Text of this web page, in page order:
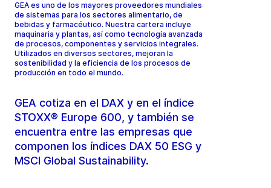
GEA es uno de los mayores proveedores mundiales
de sistemas para los sectores alimentario, de
bebidas y farmacéutico. Nuestra cartera incluye
maquinaria y plantas, así como tecnología avanzada
de procesos, componentes y servicios integrales.
Utilizados en diversos sectores, mejoran la
sostenibilidad y la eficiencia de los procesos de
producción en todo el mundo.
GEA cotiza en el DAX y en el índice
STOXX® Europe 600, y también se
encuentra entre las empresas que
componen los índices DAX 50 ESG y
MSCI Global Sustainability.